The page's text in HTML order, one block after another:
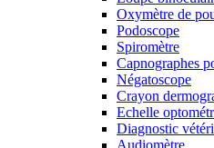
Oxymètre de
Podoscope
Spiromètre
Capnographes
Négatoscope
Crayon
Echelle
Diagnostic
Audiomètre